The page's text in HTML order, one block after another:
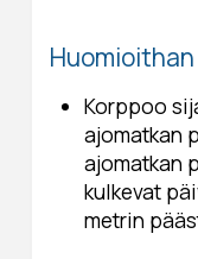
Huomioithan
Korppoo
ajomatkan
ajomatkan
kulkevat
metrin